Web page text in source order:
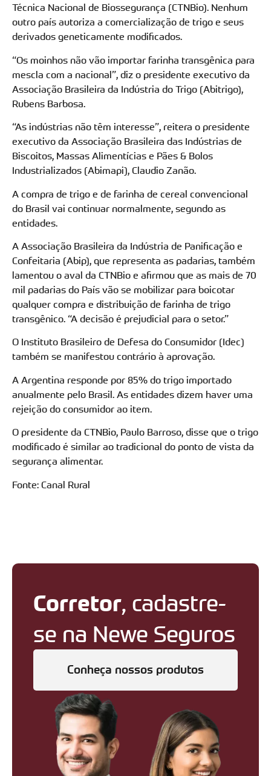
Técnica Nacional de Biossegurança (CTNBio). Nenhum
outro país autoriza a comercialização de trigo e seus
derivados geneticamente modificados.
“Os moinhos não vão importar farinha transgênica para
mescla com a nacional”, diz o presidente executivo da
Associação Brasileira da Indústria do Trigo (Abitrigo),
Rubens Barbosa.
“As indústrias não têm interesse”, reitera o presidente
executivo da Associação Brasileira das Indústrias de
Biscoitos, Massas Alimentícias e Pães & Bolos
Industrializados (Abimapi), Claudio Zanão.
A compra de trigo e de farinha de cereal convencional
do Brasil vai continuar normalmente, segundo as
entidades.
A Associação Brasileira da Indústria de Panificação e
Confeitaria (Abip), que representa as padarias, também
lamentou o aval da CTNBio e afirmou que as mais de 70
mil padarias do País vão se mobilizar para boicotar
qualquer compra e distribuição de farinha de trigo
transgênico. “A decisão é prejudicial para o setor.”
O Instituto Brasileiro de Defesa do Consumidor (Idec)
também se manifestou contrário à aprovação.
A Argentina responde por 85% do trigo importado
anualmente pelo Brasil. As entidades dizem haver uma
rejeição do consumidor ao item.
O presidente da CTNBio, Paulo Barroso, disse que o trigo
modificado é similar ao tradicional do ponto de vista da
segurança alimentar.
Fonte: Canal Rural
Corretor, cadastre-
se na Newe Seguros
Conheça nossos produtos